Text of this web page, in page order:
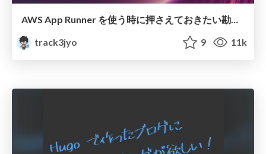
track3jyo
9 11k